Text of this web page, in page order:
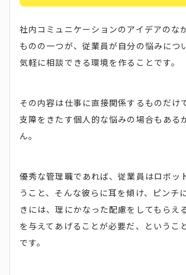
社内コミュニケーションのアイデアのな
ものの一つが、従業員が自分の悩みにつ
気軽に相談できる環境を作ることです。
その内容は仕事に直接関係するものだけ
支障をきたす個人的な悩みの場合もある
ん。
優秀な管理職であれば、従業員はロボッ
うこと、そんな彼らに耳を傾け、ピンチ
きには、理にかなった配慮をしてもらえ
を与えてあげることが必要だ、というこ
です。